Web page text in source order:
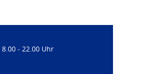
8.00 - 22.00 Uhr